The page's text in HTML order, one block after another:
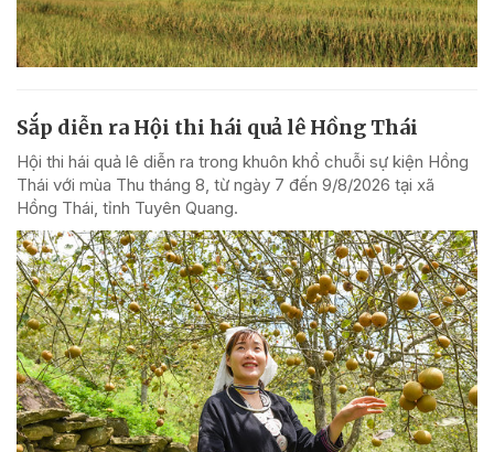
Sắp diễn ra Hội thi hái quả lê Hồng Thái
Hội thi hái quả lê diễn ra trong khuôn khổ chuỗi sự kiện Hồng
Thái với mùa Thu tháng 8, từ ngày 7 đến 9/8/2026 tại xã
Hồng Thái, tỉnh Tuyên Quang.